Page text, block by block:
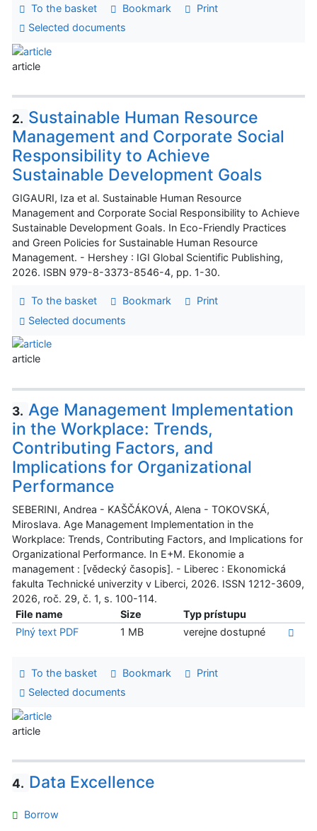
To the basket Bookmark
Print
Selected documents
article
2. Sustainable Human Resource
Management and Corporate Social
Responsibility to Achieve
Sustainable Development Goals
GIGAURI, Iza et al. Sustainable Human Resource
Management and Corporate Social Responsibility to Achieve
Sustainable Development Goals. In Eco-Friendly Practices
and Green Policies for Sustainable Human Resource
Management. - Hershey : IGI Global Scientific Publishing,
2026. ISBN 979-8-3373-8546-4, pp. 1-30.
To the basket Bookmark
Print
Selected documents
article
3. Age Management Implementation
in the Workplace: Trends,
Contributing Factors, and
Implications for Organizational
Performance
SEBERINI, Andrea - KAŠČÁKOVÁ, Alena - TOKOVSKÁ,
Miroslava. Age Management Implementation in the
Workplace: Trends, Contributing Factors, and Implications for
Organizational Performance. In E+M. Ekonomie a
management : [vědecký časopis]. - Liberec : Ekonomická
fakulta Technické univerzity v Liberci, 2026. ISSN 1212-3609,
2026, roč. 29, č. 1, s. 100-114.
File name
Size
Typ prístupu
Plný text PDF
1 MB verejne dostupné
To the basket Bookmark
Print
Selected documents
article
4. Data Excellence
Borrow